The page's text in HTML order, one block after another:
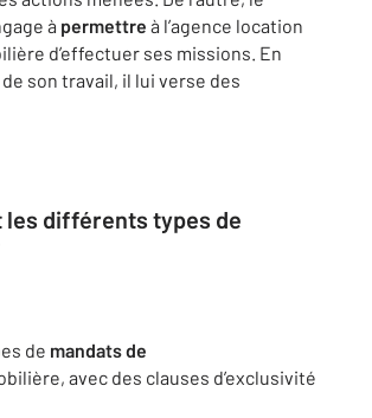
à permettre à l’agence location
d’effectuer ses missions. En
son travail, il lui verse des
les différents types de
de mandats de
avec des clauses d’exclusivité